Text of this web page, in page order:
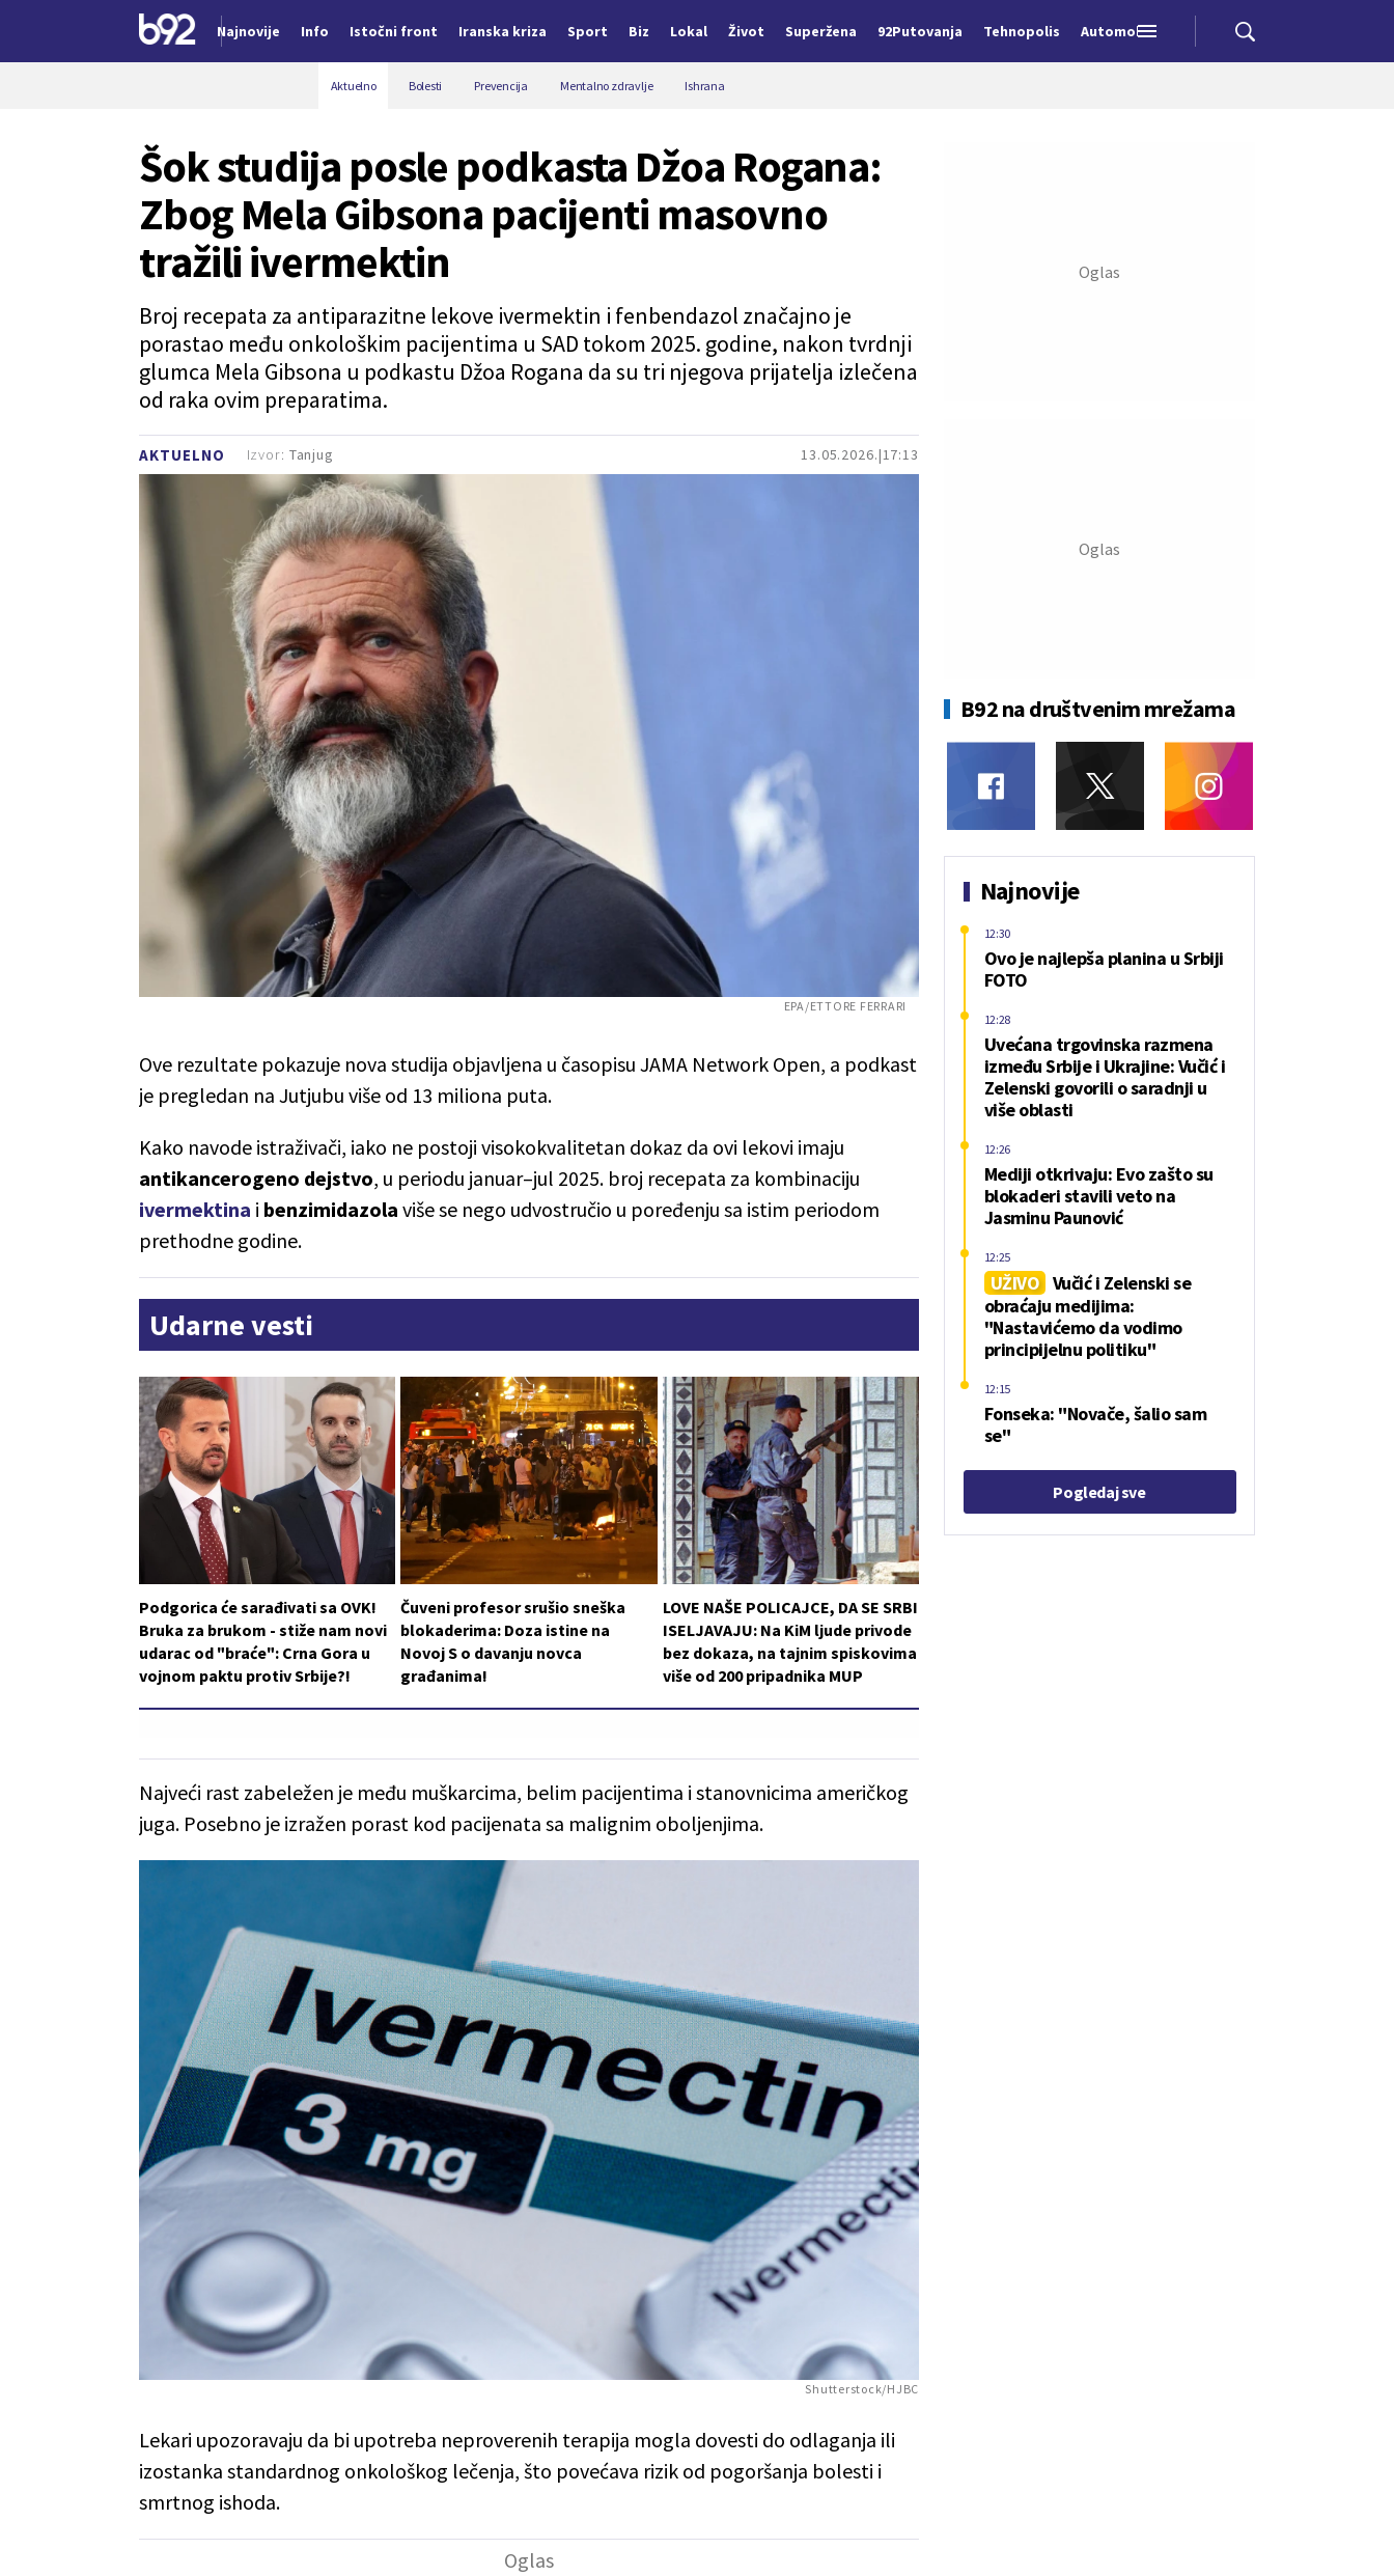
Najnovije Info Istočni front Iranska kriza Sport Biz Lokal Život Superžena 92Putovanja Tehnopolis Automobili
Aktuelno Bolesti Prevencija Mentalno zdravlje Ishrana
AKTUELNO 13.05.2026. 17:13
Šok studija posle podkasta Džoa Rogana:
Zbog Mela Gibsona pacijenti masovno
tražili ivermektin
Broj recepata za antiparazitne lekove ivermektin i fenbendazol značajno je
porastao među onkološkim pacijentima u SAD tokom 2025. godine, nakon tvrdnji
glumca Mela Gibsona u podkastu Džoa Rogana da su tri njegova prijatelja izlečena
od raka ovim preparatima.
Izvor: Tanjug
EPA/ETTORE FERRARI
Ove rezultate pokazuje nova studija objavljena u časopisu JAMA Network Open, a podkast
je pregledan na Jutjubu više od 13 miliona puta.
Kako navode istraživači, iako ne postoji visokokvalitetan dokaz da ovi lekovi imaju
antikancerogeno dejstvo, u periodu januar–jul 2025. broj recepata za kombinaciju
ivermektina i benzimidazola više se nego udvostručio u poređenju sa istim periodom
prethodne godine.
Udarne vesti
Podgorica će sarađivati sa OVK!
Bruka za brukom - stiže nam novi
udarac od "braće": Crna Gora u
vojnom paktu protiv Srbije?!
Čuveni profesor srušio sneška
blokaderima: Doza istine na
Novoj S o davanju novca
građanima!
LOVE NAŠE POLICAJCE, DA SE SRBI
ISELJAVAJU: Na KiM ljude privode
bez dokaza, na tajnim spiskovima
više od 200 pripadnika MUP
Najveći rast zabeležen je među muškarcima, belim pacijentima i stanovnicima američkog
juga. Posebno je izražen porast kod pacijenata sa malignim oboljenjima.
Shutterstock/HJBC
Lekari upozoravaju da bi upotreba neproverenih terapija mogla dovesti do odlaganja ili
izostanka standardnog onkološkog lečenja, što povećava rizik od pogoršanja bolesti i
smrtnog ishoda.
B92 na društvenim mrežama
Najnovije
Ovo je najlepša planina u Srbiji
FOTO
12:30
Uvećana trgovinska razmena
između Srbije i Ukrajine: Vučić i
Zelenski govorili o saradnji u
više oblasti
12:28
Mediji otkrivaju: Evo zašto su
blokaderi stavili veto na
Jasminu Paunović
12:26
UŽIVO Vučić i Zelenski se
obraćaju medijima:
"Nastavićemo da vodimo
principijelnu politiku"
12:25
Fonseka: "Novače, šalio sam
se"
12:15
Pogledaj sve